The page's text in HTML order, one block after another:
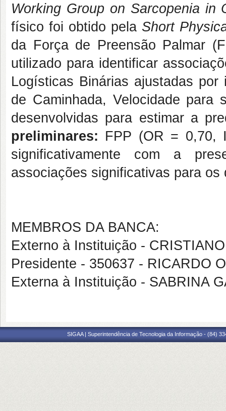
Working Group on Sarcopenia in
físico foi obtido pela Short
da Força de Preensão Palmar
utilizado para identificar
Logísticas Binárias ajustadas
de Caminhada, Velocidade para
desenvolvidas para estimar a
preliminares: FPP (OR = 0,70,
significativamente com a
associações significativas para os
MEMBROS DA BANCA:
Externo à Instituição -
Presidente - 350637 - RICARDO
Externa à Instituição - SABRINA
SIGAA | Superintendência de Tecnologia da Informação - (84)